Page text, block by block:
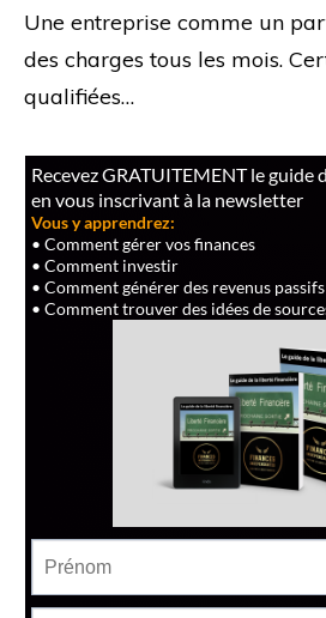
Une entreprise comme un
des charges tous les mois.
qualifiées…